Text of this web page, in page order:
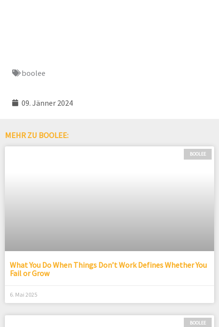
boolee
09. Jänner 2024
MEHR ZU BOOLEE:
BOOLEE
What You Do When Things Don’t Work Defines Whether You
Fail or Grow
6. Mai 2025
BOOLEE